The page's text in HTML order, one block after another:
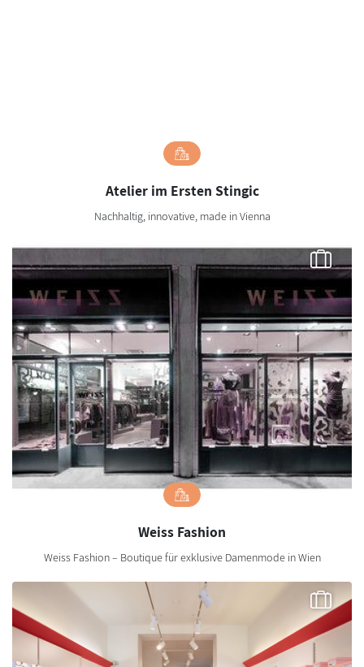
Atelier im Ersten Stingic
Nachhaltig, innovative, made in Vienna
Weiss Fashion
Weiss Fashion – Boutique für exklusive Damenmode in Wien